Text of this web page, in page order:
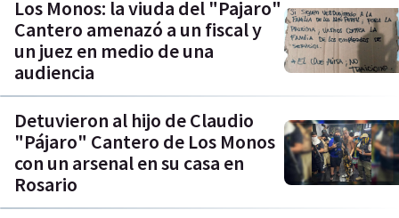
Los Monos: la viuda del "Pajaro"
Cantero amenazó a un fiscal y
un juez en medio de una
audiencia
Detuvieron al hijo de Claudio
"Pájaro" Cantero de Los Monos
con un arsenal en su casa en
Rosario